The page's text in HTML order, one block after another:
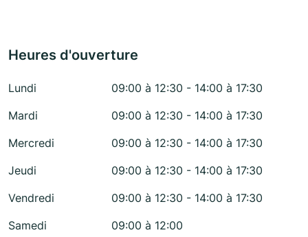
Heures d'ouverture
Lundi
09:00 à 12:30 - 14:00 à 17:30
Mardi
09:00 à 12:30 - 14:00 à 17:30
Mercredi
09:00 à 12:30 - 14:00 à 17:30
Jeudi
09:00 à 12:30 - 14:00 à 17:30
Vendredi
09:00 à 12:30 - 14:00 à 17:30
Samedi
09:00 à 12:00